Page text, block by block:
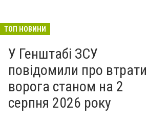
ТОП НОВИНИ
У Генштабі ЗСУ
повідомили про втрати
ворога станом на 2
серпня 2026 року